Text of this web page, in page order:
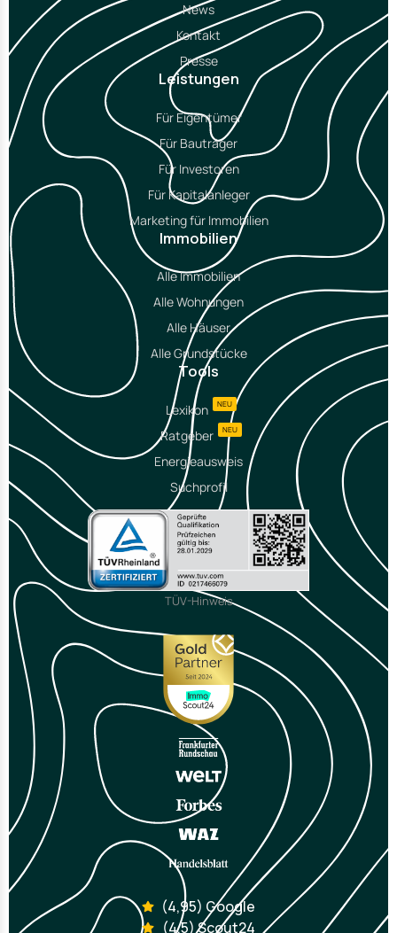
News
Kontakt
Presse
Leistungen
Für Eigentümer
Für Bauträger
Für Investoren
Für Kapitalanleger
Marketing für Immobilien
Immobilien
Alle Immobilien
Alle Wohnungen
Alle Häuser
Alle Grundstücke
Tools
Lexikon NEU
Ratgeber NEU
Energieausweis
Suchprofil
TÜV-Hinweis
(4,95) Google
(4,5) Scout24